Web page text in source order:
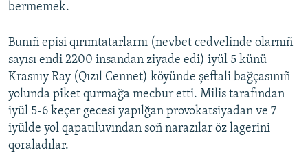
bermemek.
Bunıñ episi qırımtatarlarnı (nevbet cedvelinde olarnıñ
sayısı endi 2200 insandan ziyade edi) iyül 5 künü
Krasnıy Ray (Qızıl Cennet) köyünde şeftali bağçasınıñ
yolunda piket qurmağa mecbur etti. Milis tarafından
iyül 5-6 keçer gecesi yapılğan provokatsiyadan ve 7
iyülde yol qapatıluvından soñ narazılar öz lagerini
qoraladılar.